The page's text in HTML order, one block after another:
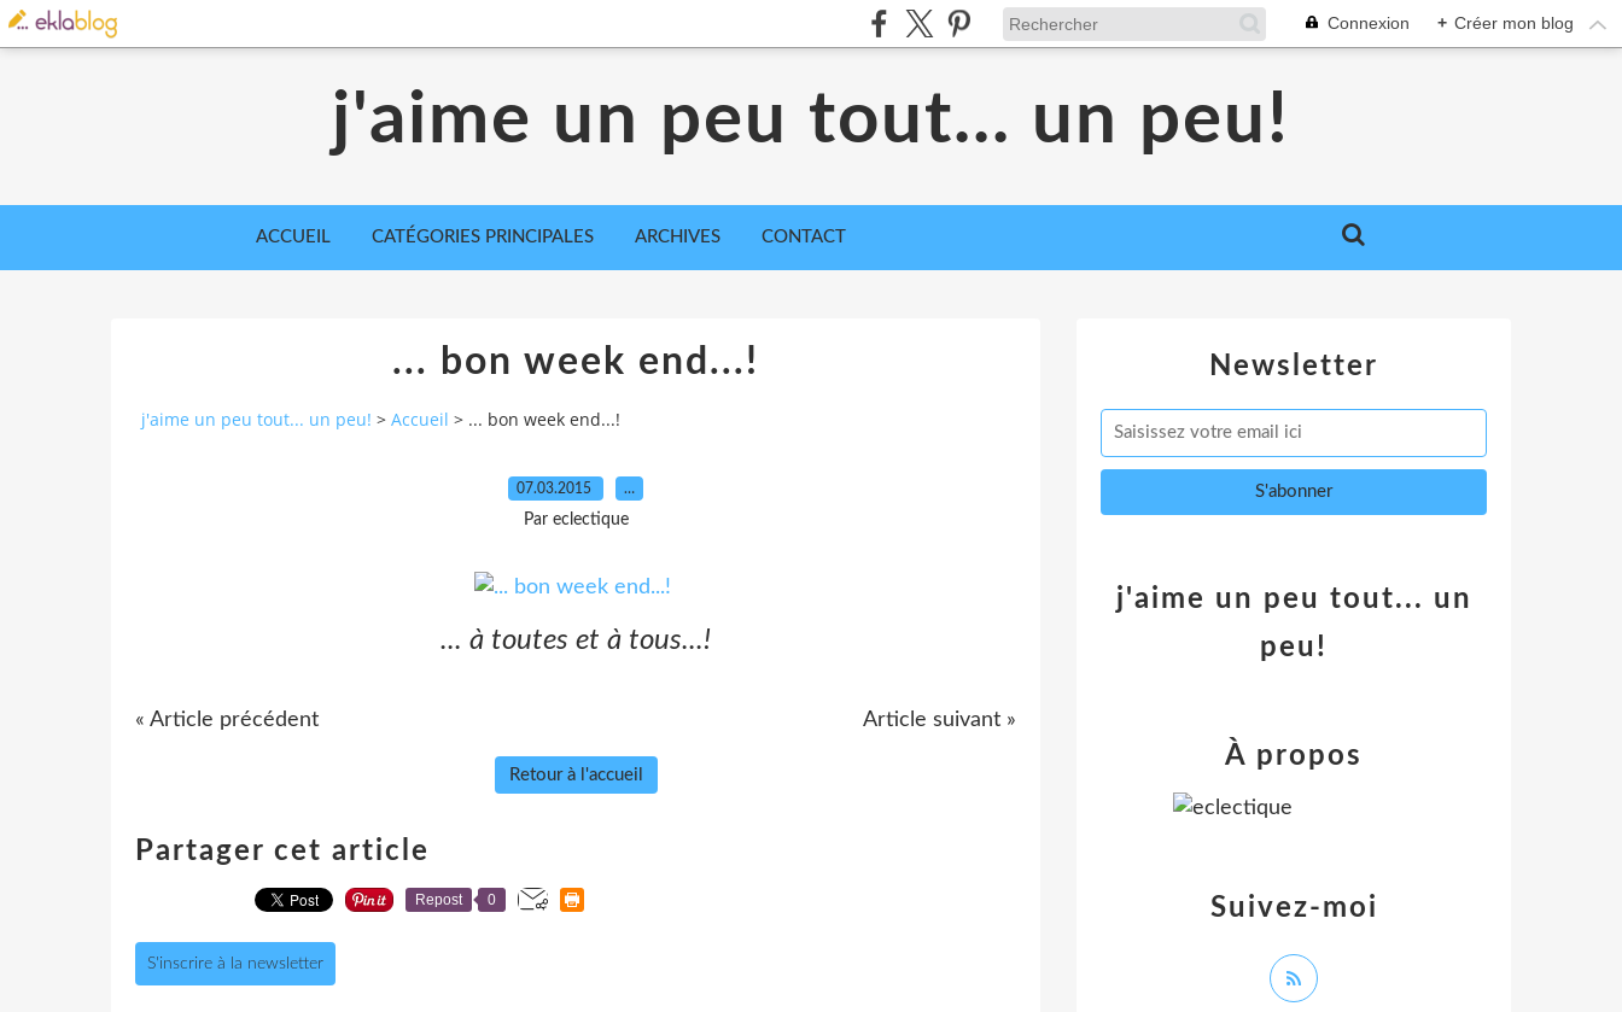
Connexion + Créer mon blog
j'aime un peu tout... un peu!
ACCUEIL CATÉGORIES PRINCIPALES ARCHIVES CONTACT
... bon week end...!
j'aime un peu tout... un peu! > Accueil > ... bon week end...!
07.03.2015 …
Par eclectique
... à toutes et à tous...!
« Article précédent Article suivant »
Retour à l'accueil
Partager cet article
Repost 0
S'inscrire à la newsletter
Newsletter
j'aime un peu tout... un
peu!
Suivez-moi
À propos